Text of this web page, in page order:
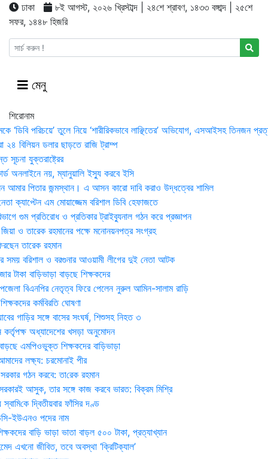
ঢাকা
৮ই আগস্ট, ২০২৬ খ্রিস্টাব্দ | ২৪শে শ্রাবণ, ১৪৩৩ বঙ্গাব্দ | ২৫শে
সফর, ১৪৪৮ হিজরি
মেনু
শিরোনাম
‘ডিবি পরিচয়ে’ তুলে নিয়ে ‘শারীরিকভাবে লাঞ্ছিতের’ অভিযোগ, এসআইসহ তিনজন
২৪ বিলিয়ন ডলার ছাড়তে রাজি ট্রাম্প
সূচনা যুক্তরাষ্ট্রের
অনলাইনে নয়, ম্যানুয়ালি ইস্যু করবে ইসি
পিতার জন্মস্থান। এ আসন কারো দাবি করাও উদ্ধত্বের শামিল
ক্যাপ্টেন এম মোয়াজ্জেম বরিশাল ডিবি হেফাজতে
গুম প্রতিরোধ ও প্রতিকার ট্রাইব্যুনাল গঠন করে প্রজ্ঞাপন
ও তারেক রহমানের পক্ষে মনোনয়নপত্র সংগ্রহ
তারেক রহমান
সময় ব‌রিশাল ও বরগুনার আওয়ামী লীগের দুই নেতা আটক
টাকা বাড়িভাড়া বাড়ছে শিক্ষকদের
বিএনপির নেতৃত্ব ফিরে পেলেন নুরুল আমিন-সালাম রাড়ি
কর্মবিরতি ঘোষণা
গাড়ির সঙ্গে বাসের সংঘর্ষ, শিশুসহ নিহত ৩
কর্তৃপক্ষ অধ্যাদেশের খসড়া অনুমোদন
এমপিওভুক্ত শিক্ষকদের বাড়িভাড়া
লক্ষ্য: চরমোনাই পীর
গঠন করবে: তা‌রেক রহমান
আসুক, তার সঙ্গে কাজ করবে ভারত: বিক্রম মিশ্রি
দ্বিতীয়বার ফাঁসির দণ্ড
ইউএনও পদের নাম
বাড়ি ভাড়া ভাতা বাড়ল ৫০০ টাকা, প্রত্যাখ্যান
এখনো জীবিত, তবে অবস্থা ‘ক্রিটিক্যাল’